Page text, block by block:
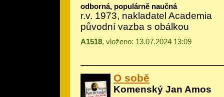
odborná, populárně naučná
r.v. 1973, nakladatel Academia
původní vazba s obálkou
A1518, vloženo: 13.07.2024 13:09
O sobě
Komenský Jan Amos